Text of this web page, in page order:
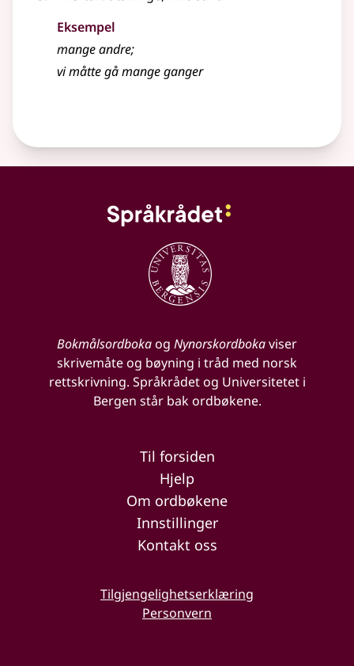
Eksempel
mange andre;
vi måtte gå mange ganger
Bokmålsordbokaog Nynorskordbokaviser
skrivemåte og bøyning i tråd med norsk
rettskrivning. Språkrådet og Universitetet i
Bergen står bak ordbøkene.
Til forsiden
Hjelp
Om ordbøkene
Innstillinger
Kontakt oss
Tilgjengelighetserklæring
Personvern